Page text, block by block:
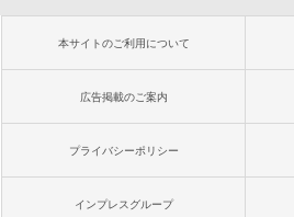
本サイトのご利用について
広告掲載のご案内
プライバシーポリシー
インプレスグループ